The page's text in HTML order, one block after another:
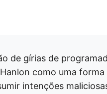
de gírias de
como uma
intenções